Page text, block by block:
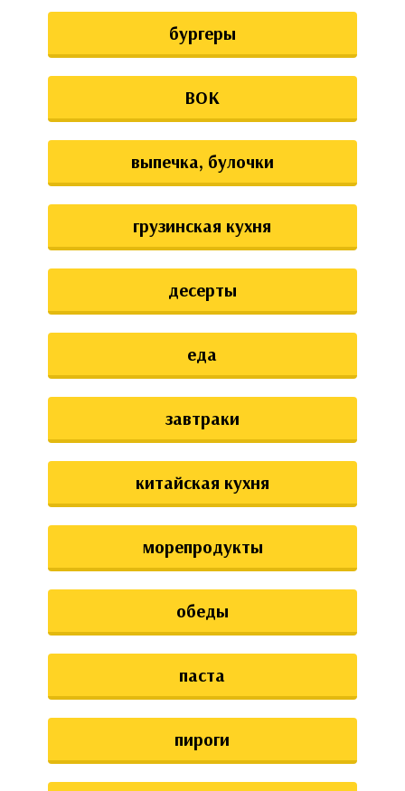
бургеры
ВОК
выпечка, булочки
грузинская кухня
десерты
еда
завтраки
китайская кухня
морепродукты
обеды
паста
пироги